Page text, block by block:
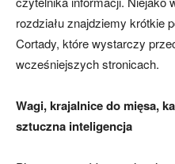
rozdziału znajdziemy krótkie
Cortady, które wystarczy
wcześniejszych stronicach.
Wagi, krajalnice do mięsa,
sztuczna inteligencja